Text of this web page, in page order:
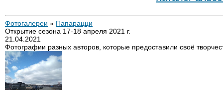
Фотогалереи » Папарацци
Открытие сезона 17-18 апреля 2021 г.
21.04.2021
Фотографии разных авторов, которые предоставили своё